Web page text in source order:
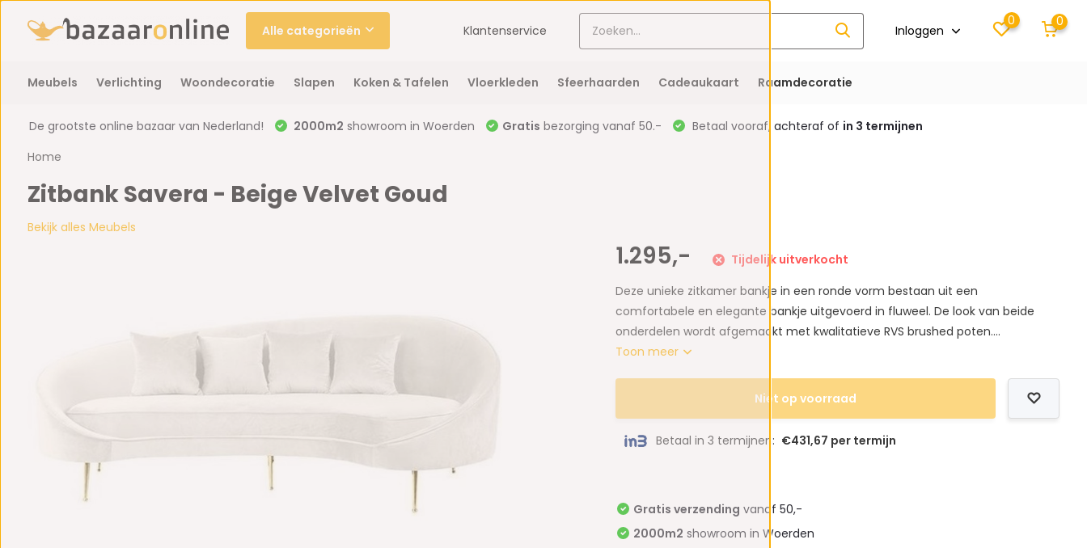
Alle categorieën Klantenservice Inloggen
0 0
Meubels Verlichting Woondecoratie Slapen Koken & Tafelen Vloerkleden Sfeerhaarden Cadeaukaart Raamdecoratie
De grootste online bazaar van Nederland! 2000m2 showroom in Woerden Gratis bezorging vanaf 50.- Betaal vooraf, achteraf of in 3 termijnen
Home
Zitbank Savera - Beige Velvet Goud
Bekijk alles Meubels
1.295,-
Tijdelijk uitverkocht
Deze unieke zitkamer bankje in een ronde vorm bestaan uit een
comfortabele en elegante bankje uitgevoerd in fluweel. De look van beide
onderdelen wordt afgemaakt met kwalitatieve RVS brushed poten....
Toon meer
Niet op voorraad
Betaal in 3 termijnen: €431,67 per termijn
Gratis verzending vanaf 50,-
2000m2 showroom in Woerden